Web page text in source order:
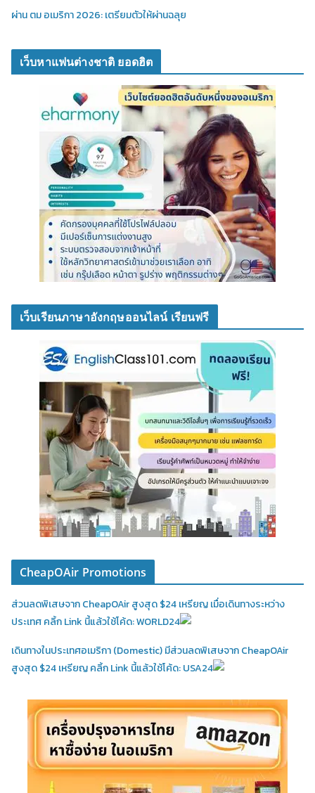
ผ่าน ตม อเมริกา 2026: เตรียมตัวให้ผ่านฉลุย
เว็บหาแฟนต่างชาติ ยอดฮิต
เว็บเรียนภาษาอังกฤษออนไลน์ เรียนฟรี
CheapOAir Promotions
ส่วนลดพิเสษจาก CheapOAir สูงสุด $24 เหรียญ เมื่อเดินทางระหว่าง
ประเทศ คลิ้ก Link นี้แล้วใช้โค้ด: WORLD24
เดินทางในประเทศอเมริกา (Domestic)มีส่วนลดพิเสษจาก CheapOAir
สูงสุด $24 เหรียญ คลิ้ก Link นี้แล้วใช้โค้ด: USA24